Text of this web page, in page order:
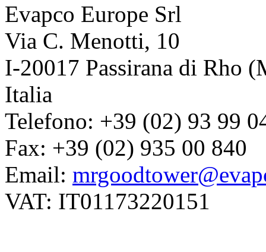
Evapco Europe Srl
Via C. Menotti, 10
I-20017 Passirana di Rho
Italia
Telefono: +39 (02) 93 99
Fax: +39 (02) 935 00 840
Email:
VAT: IT01173220151